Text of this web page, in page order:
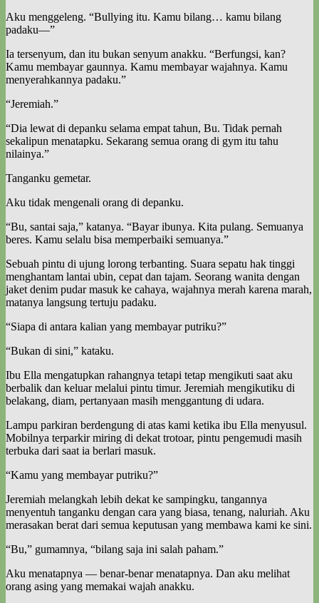
Aku menggeleng. “Bullying itu. Kamu bilang… kamu bilang
padaku—”
Ia tersenyum, dan itu bukan senyum anakku. “Berfungsi, kan?
Kamu membayar gaunnya. Kamu membayar wajahnya. Kamu
menyerahkannya padaku.”
“Jeremiah.”
“Dia lewat di depanku selama empat tahun, Bu. Tidak pernah
sekalipun menatapku. Sekarang semua orang di gym itu tahu
nilainya.”
Tanganku gemetar.
Aku tidak mengenali orang di depanku.
“Bu, santai saja,” katanya. “Bayar ibunya. Kita pulang. Semuanya
beres. Kamu selalu bisa memperbaiki semuanya.”
Sebuah pintu di ujung lorong terbanting. Suara sepatu hak tinggi
menghantam lantai ubin, cepat dan tajam. Seorang wanita dengan
jaket denim pudar masuk ke cahaya, wajahnya merah karena marah,
matanya langsung tertuju padaku.
“Siapa di antara kalian yang membayar putriku?”
“Bukan di sini,” kataku.
Ibu Ella mengatupkan rahangnya tetapi tetap mengikuti saat aku
berbalik dan keluar melalui pintu timur. Jeremiah mengikutiku di
belakang, diam, pertanyaan masih menggantung di udara.
Lampu parkiran berdengung di atas kami ketika ibu Ella menyusul.
Mobilnya terparkir miring di dekat trotoar, pintu pengemudi masih
terbuka dari saat ia berlari masuk.
“Kamu yang membayar putriku?”
Jeremiah melangkah lebih dekat ke sampingku, tangannya
menyentuh tanganku dengan cara yang biasa, tenang, naluriah. Aku
merasakan berat dari semua keputusan yang membawa kami ke sini.
“Bu,” gumamnya, “bilang saja ini salah paham.”
Aku menatapnya — benar-benar menatapnya. Dan aku melihat
orang asing yang memakai wajah anakku.